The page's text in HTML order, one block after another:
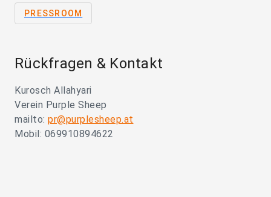
PRESSROOM
Rückfragen & Kontakt
Kurosch Allahyari
Verein Purple Sheep
mailto: pr@purplesheep.at
Mobil: 069910894622